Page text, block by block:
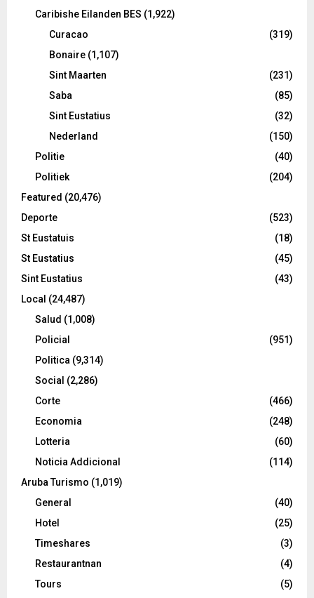
Caribishe Eilanden BES (1,922)
Curacao
(319)
Bonaire (1,107)
Sint Maarten
(231)
Saba
(85)
Sint Eustatius
(32)
Nederland
(150)
Politie
(40)
Politiek
(204)
Featured (20,476)
Deporte
(523)
St Eustatuis
(18)
St Eustatius
(45)
Sint Eustatius
(43)
Local (24,487)
Salud (1,008)
Policial
(951)
Politica (9,314)
Social (2,286)
Corte
(466)
Economia
(248)
Lotteria
(60)
Noticia Addicional
(114)
Aruba Turismo (1,019)
General
(40)
Hotel
(25)
Timeshares
(3)
Restaurantnan
(4)
Tours
(5)